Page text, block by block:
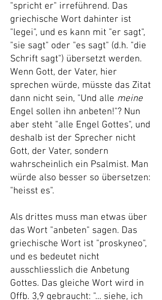
"spricht er" irreführend. Das
griechische Wort dahinter ist
"legei", und es kann mit "er sagt",
"sie sagt" oder "es sagt" (d.h. "die
Schrift sagt") übersetzt werden.
Wenn Gott, der Vater, hier
sprechen würde, müsste das Zitat
dann nicht sein, "Und alle meine
Engel sollen ihn anbeten!"? Nun
aber steht "alle Engel Gottes", und
deshalb ist der Sprecher nicht
Gott, der Vater, sondern
wahrscheinlich ein Psalmist. Man
würde also besser so übersetzen:
"heisst es".
Als drittes muss man etwas über
das Wort "anbeten" sagen. Das
griechische Wort ist "proskyneo",
und es bedeutet nicht
ausschliesslich die Anbetung
Gottes. Das gleiche Wort wird in
Offb. 3,9 gebraucht: "... siehe, ich